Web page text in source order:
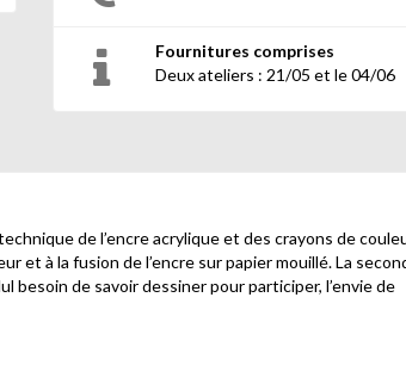
Fournitures comprises
Deux ateliers : 21/05 et le 04/06
de l’encre acrylique et des crayons de
et à la fusion de l’encre sur papier mouillé. La
besoin de savoir dessiner pour participer, l’envie de